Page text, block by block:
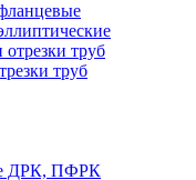
труб